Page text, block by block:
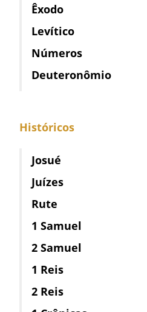
Êxodo
Levítico
Números
Deuteronômio
Históricos
Josué
Juízes
Rute
1 Samuel
2 Samuel
1 Reis
2 Reis